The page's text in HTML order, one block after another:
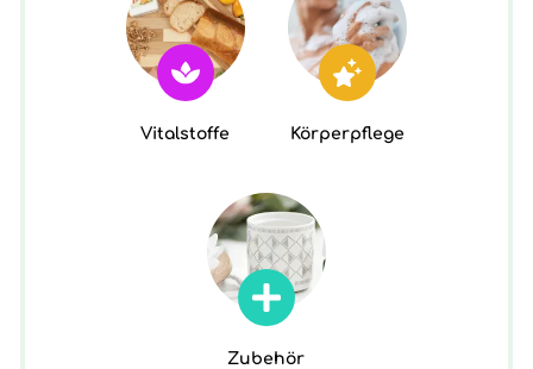
Vitalstoffe Körperpflege
Zubehör